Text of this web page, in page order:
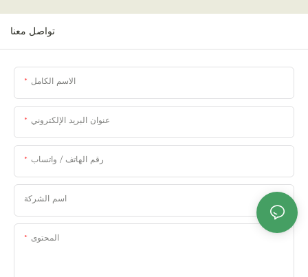
تواصل معنا
الاسم الكامل
عنوان البريد الإلكتروني
رقم الهاتف / واتساب
اسم الشركة
المحتوى